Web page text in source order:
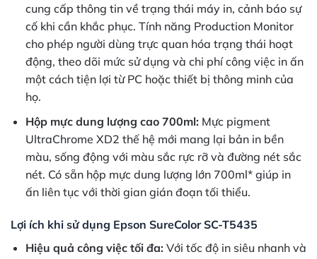
cung cấp thông tin về trạng thái máy in, cảnh báo sự
cố khi cần khắc phục. Tính năng Production Monitor
cho phép người dùng trực quan hóa trạng thái hoạt
động, theo dõi mức sử dụng và chi phí công việc in ấn
một cách tiện lợi từ PC hoặc thiết bị thông minh của
họ.
Hộp mực dung lượng cao 700ml:Mực pigment
UltraChrome XD2 thế hệ mới mang lại bản in bền
màu, sống động với màu sắc rực rỡ và đường nét sắc
nét. Có sẵn hộp mực dung lượng lớn 700ml* giúp in
ấn liên tục với thời gian gián đoạn tối thiểu.
Lợi ích khi sử dụng Epson SureColor SC-T5435
Hiệu quả công việc tối đa:Với tốc độ in siêu nhanh và